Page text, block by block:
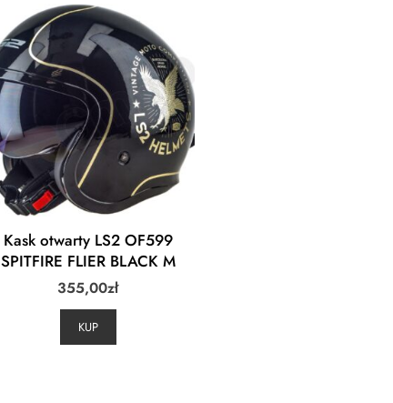
Kask otwarty LS2 OF599
SPITFIRE FLIER BLACK M
355,00zł
KUP